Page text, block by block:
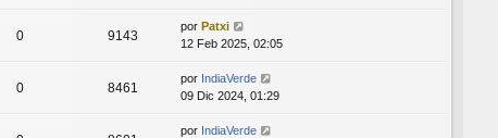
0 9143
por Patxi
12 Feb 2025, 02:05
0 8461
por IndiaVerde
09 Dic 2024, 01:29
por IndiaVerde